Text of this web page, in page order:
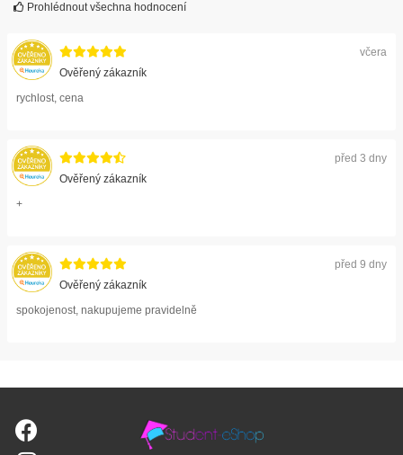
Prohlédnout všechna hodnocení
včera
Ověřený zákazník
rychlost, cena
před 3 dny
Ověřený zákazník
+
před 9 dny
Ověřený zákazník
spokojenost, nakupujeme pravidelně